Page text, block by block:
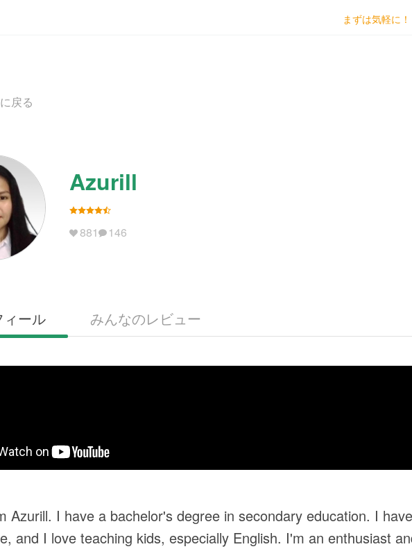
まずは気軽に！
戻る
Azurill
881 146
ール みんなのレビュー
Azurill. I have a bachelor's degree in secondary education. I
and I love teaching kids, especially English. I'm an enthusiast